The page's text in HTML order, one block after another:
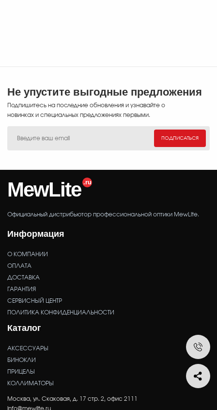
Не упустите выгодные предложения
Подпишитесь на последние обновления и узнавайте о
новинках и специальных предложениях первыми.
ПОДПИСАТЬСЯ
MewLite
Официальный дистрибьютор профессиональной оптики MewLite.
Информация
О КОМПАНИИ
ОПЛАТА
ДОСТАВКА
ГАРАНТИЯ
СЕРВИСНЫЙ ЦЕНТР
ПОЛИТИКА КОНФИДЕНЦИАЛЬНОСТИ
Каталог
АКСЕССУАРЫ
БИНОКЛИ
ПРИЦЕЛЫ
КОЛЛИМАТОРЫ
Москва, ул. Скаковая, д. 17 стр. 2, офис 2111
info@mewlite.ru